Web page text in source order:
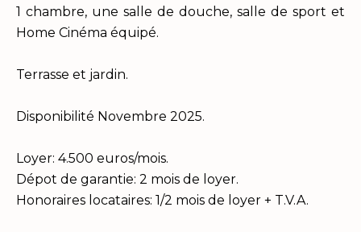
1 chambre, une salle de douche, salle de sport et
Home Cinéma équipé.
Terrasse et jardin.
Disponibilité Novembre 2025.
Loyer: 4.500 euros/mois.
Dépot de garantie: 2 mois de loyer.
Honoraires locataires: 1/2 mois de loyer + T.V.A.